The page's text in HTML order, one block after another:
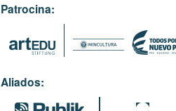
Patrocina:
Aliados: